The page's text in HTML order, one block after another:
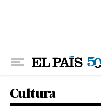
Cultura